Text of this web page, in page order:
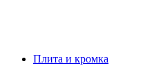
Плита и кромка